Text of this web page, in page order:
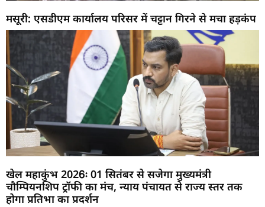
मसूरी: एसडीएम कार्यालय परिसर में चट्टान गिरने से मचा हड़कंप
खेल महाकुंभ 2026ः 01 सितंबर से सजेगा मुख्यमंत्री
चौम्पियनशिप ट्रॉफी का मंच, न्याय पंचायत से राज्य स्तर तक
होगा प्रतिभा का प्रदर्शन